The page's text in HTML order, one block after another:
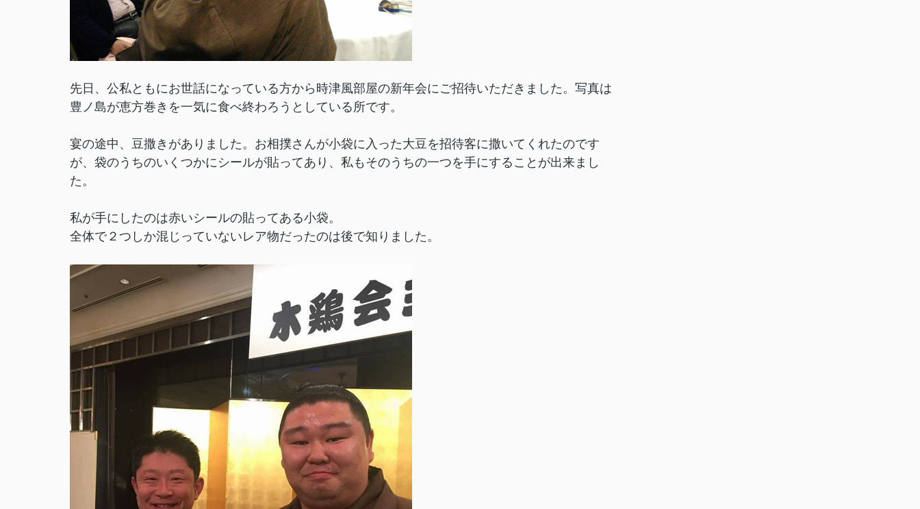
先日、公私ともにお世話になっている方から時津風部屋の新年会にご招待いただきました。写真は
豊ノ島が恵方巻きを一気に食べ終わろうとしている所です。
宴の途中、豆撒きがありました。お相撲さんが小袋に入った大豆を招待客に撒いてくれたのです
が、袋のうちのいくつかにシールが貼ってあり、私もそのうちの一つを手にすることが出来まし
た。
私が手にしたのは赤いシールの貼ってある小袋。
全体で２つしか混じっていないレア物だったのは後で知りました。